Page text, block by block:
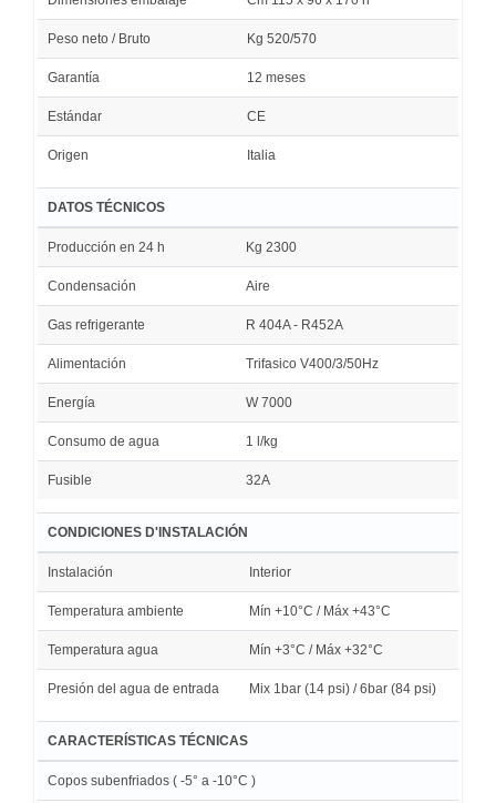
Peso neto / Bruto Kg 520/570
Garantía 12 meses
Estándar CE
Origen Italia
DATOS TÉCNICOS
Producción en 24 h Kg 2300
Condensación Aire
Gas refrigerante R 404A - R452A
Alimentación Trifasico V400/3/50Hz
Energía W 7000
Consumo de agua 1 l/kg
Fusible 32A
CONDICIONES D'INSTALACIÓN
Instalación Interior
Temperatura ambiente Mín +10°C / Máx +43°C
Temperatura agua Mín +3°C / Máx +32°C
Presión del agua de entrada Mix 1bar (14 psi) / 6bar (84 psi)
CARACTERÍSTICAS TÉCNICAS
Copos subenfriados ( -5° a -10°C )